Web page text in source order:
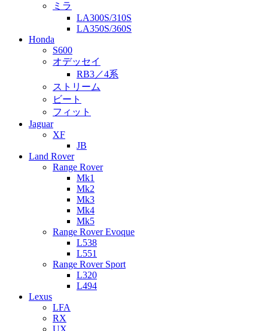
ミラ
LA300S/310S
LA350S/360S
Honda
S600
オデッセイ
RB3／4系
ストリーム
ビート
フィット
Jaguar
XF
JB
Land Rover
Range Rover
Mk1
Mk2
Mk3
Mk4
Mk5
Range Rover Evoque
L538
L551
Range Rover Sport
L320
L494
Lexus
LFA
RX
UX